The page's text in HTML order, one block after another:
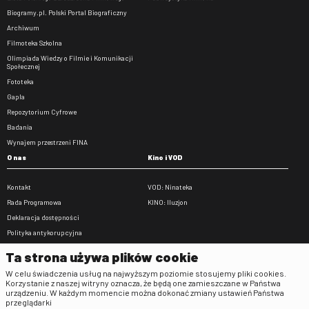
Biogramy.pl. Polski Portal Biograficzny
Archiwum
Filmoteka Szkolna
Olimpiada Wiedzy o Filmie i Komunikacji
Społecznej
Fototeka
Gapla
Repozytorium Cyfrowe
Badania
Wynajem przestrzeni FINA
O nas
Kontakt
Rada Programowa
Deklaracja dostępności
Polityka antykorupcyjna
Zamówienia publiczne
Praca w FINA
Kino i VOD
VOD: Ninateka
KINO: Iluzjon
Regulaminy
Ta strona używa plików cookie
W celu świadczenia usług na najwyższym poziomie stosujemy pliki cookies.
Korzystanie z naszej witryny oznacza, że będą one zamieszczane w Państwa
urządzeniu. W każdym momencie można dokonać zmiany ustawień Państwa
przeglądarki